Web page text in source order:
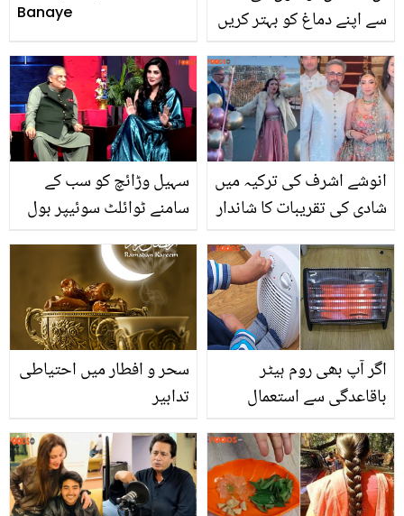
Banaye
سے اپنے دماغ کو بہتر کریں
سہیل وڑائچ کو سب کے
سامنے ٹوائلٹ سوئیپر بول
دیا.. صحافی نے فضا علی
کی بدتمیزی کا کیا منہ توڑ
جواب دیا؟
انوشے اشرف کی ترکیہ میں
شادی کی تقریبات کا شاندار
آغاز! دلکش تصاویر نے
سوشل میڈیا پر دھوم مچا
دی
سحر و افطار میں احتیاطی
تدابیر
اگر آپ بھی روم ہیٹر
باقاعدگی سے استعمال
کرتے ہیں تو، اسکے یہ 3
خطرناک نقصان بھی جان
لیں جو صحت کے مسائل کا
باعث بن سکتے ہیں